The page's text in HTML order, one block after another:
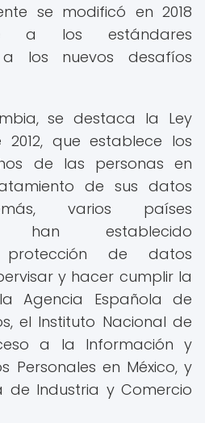
se modificó en 2018
a los estándares
los nuevos desafíos
se destaca la Ley
2012, que establece los
de las personas en
de sus datos
varios países
han establecido
de datos
y hacer cumplir la
Agencia Española de
el Instituto Nacional de
a la Información y
Personales en México, y
de Industria y Comercio